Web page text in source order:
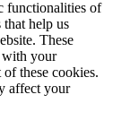
functionalities of
that help us
These
with your
these cookies.
affect your